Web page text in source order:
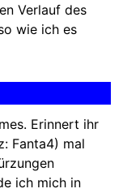
Verlauf des
wie ich es
Erinnert ihr
Fanta4) mal
ich mich in